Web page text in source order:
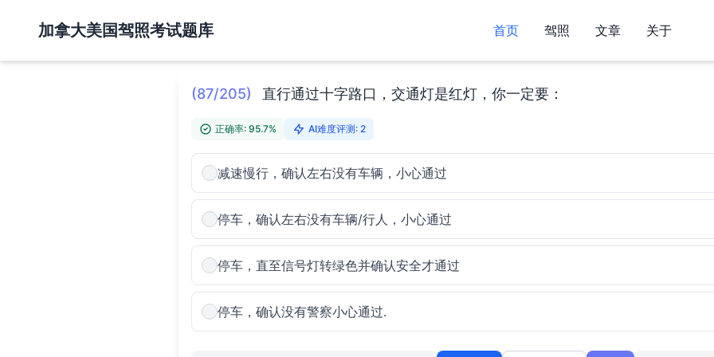
加拿大美国驾照考试题库 首页 驾照 文章 关于
(87/205) 直行通过十字路口，交通灯是红灯，你一定要：
正确率: 95.7% AI难度评测: 2
减速慢行，确认左右没有车辆，小心通过
停车，确认左右没有车辆/行人，小心通过
停车，直至信号灯转绿色并确认安全才通过
停车，确认没有警察小心通过.